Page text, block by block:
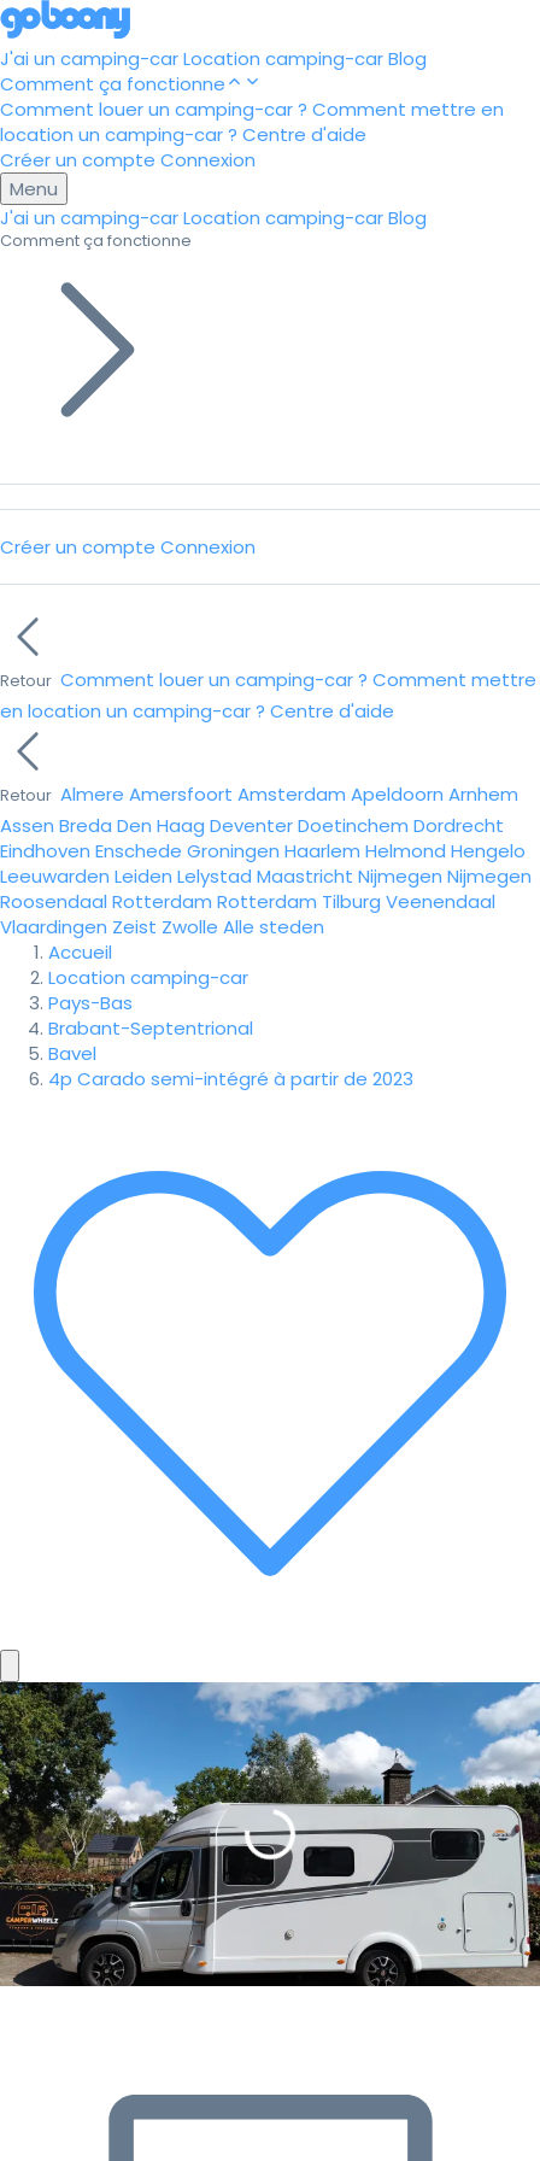
J'ai un camping-carLocation camping-carBlog
Comment ça fonctionne
Comment louer un camping-car ? Comment mettre en
location un camping-car ? Centre d'aide
Créer un compte Connexion
Menu
J'ai un camping-carLocation camping-carBlog
Comment ça fonctionne
Créer un compte Connexion
Retour Comment louer un camping-car ? Comment mettre
en location un camping-car ? Centre d'aide
Retour Almere Amersfoort Amsterdam Apeldoorn Arnhem
Assen Breda Den Haag DeventerDoetinchem Dordrecht
Eindhoven Enschede Groningen Haarlem Helmond Hengelo
Leeuwarden Leiden Lelystad Maastricht Nijmegen Nijmegen
Roosendaal Rotterdam Rotterdam Tilburg Veenendaal
Vlaardingen Zeist Zwolle Alle steden
Accueil
Location camping-car
Pays-Bas
Brabant-Septentrional
Bavel
4p Carado semi-intégré à partir de 2023